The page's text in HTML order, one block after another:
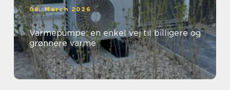
08. March 2026
Varmepumpe: en enkel vej til billigere og
grønnere varme